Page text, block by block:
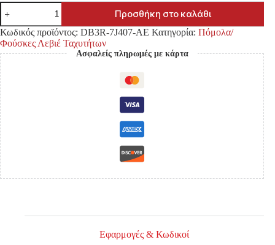
ΠΟΜΟΛΟ
ΛΕΒΙΕ
ΤΑΧΥΤΗΤΩΝ
FORD
RANGER
'15-
'21/
MAZDA
BT-
50
R123456
ΑΣΗΜΙ
ποσότητα
Προσθήκη στο καλάθι
Κωδικός προϊόντος: DB3R-7J407-AE Κατηγορία: Πόμολα/
Φούσκες Λεβιέ Ταχυτήτων
Ασφαλείς πληρωμές με κάρτα
Εφαρμογές & Κωδικοί